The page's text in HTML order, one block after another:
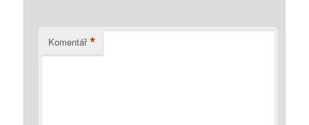
Komentář *